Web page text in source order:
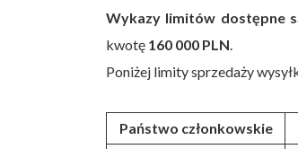
Wykazy limitów dostępne
kwotę 160 000 PLN.
Poniżej limity sprzedaży
Państwo członkowskie